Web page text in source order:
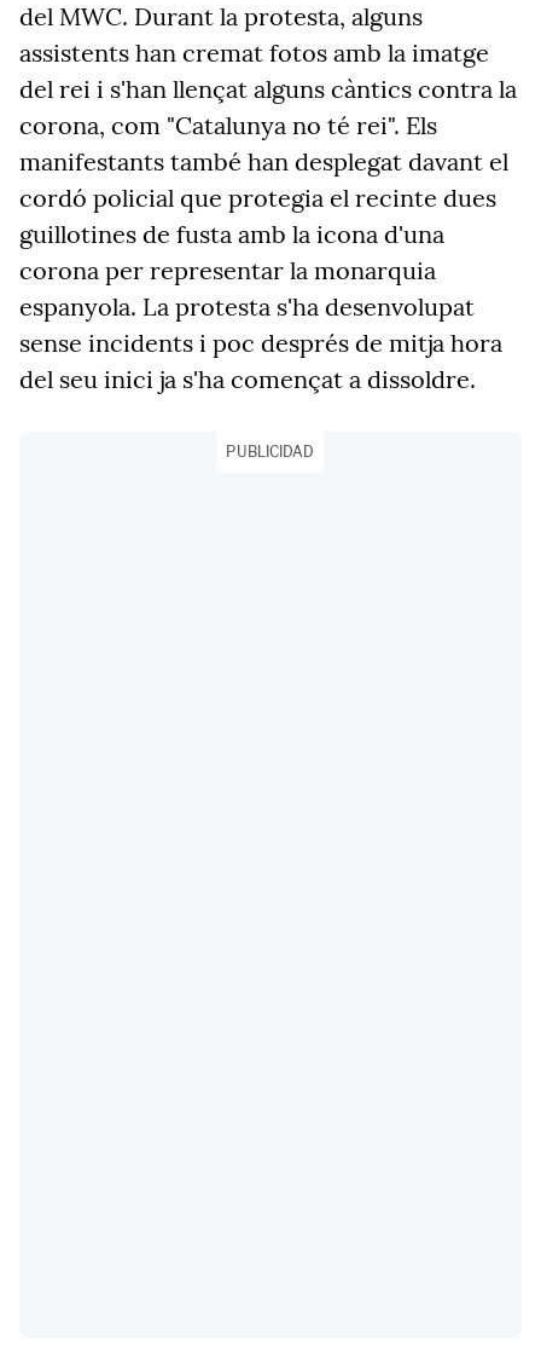
del MWC. Durant la protesta, alguns
assistents han cremat fotos amb la imatge
del rei i s'han llençat alguns càntics contra la
corona, com "Catalunya no té rei". Els
manifestants també han desplegat davant el
cordó policial que protegia el recinte dues
guillotines de fusta amb la icona d'una
corona per representar la monarquia
espanyola. La protesta s'ha desenvolupat
sense incidents i poc després de mitja hora
del seu inici ja s'ha començat a dissoldre.
PUBLICIDAD